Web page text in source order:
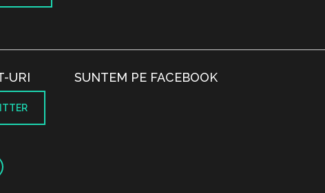
URI SUNTEM PE FACEBOOK